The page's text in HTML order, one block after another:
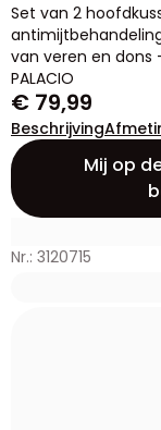
Set van 2
van veren en dons
PALACIO
€ 79,99
Beschrijving
Mij op
Nr.: 3120715